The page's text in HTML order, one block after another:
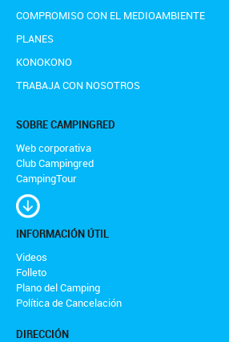
COMPROMISO CON EL MEDIOAMBIENTE
PLANES
KONOKONO
TRABAJA CON NOSOTROS
SOBRE CAMPINGRED
Web corporativa
Club Campingred
CampingTour
INFORMACIÓN ÚTIL
Videos
Folleto
Plano del Camping
Política de Cancelación
DIRECCIÓN